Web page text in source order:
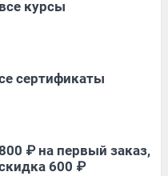
курсы
сертификаты
₽ на первый заказ,
600 ₽